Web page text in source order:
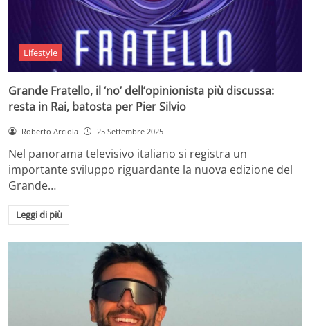
Lifestyle
Grande Fratello, il ‘no’ dell’opinionista più discussa:
resta in Rai, batosta per Pier Silvio
Roberto Arciola 25 Settembre 2025
Nel panorama televisivo italiano si registra un
importante sviluppo riguardante la nuova edizione del
Grande…
Leggi di più